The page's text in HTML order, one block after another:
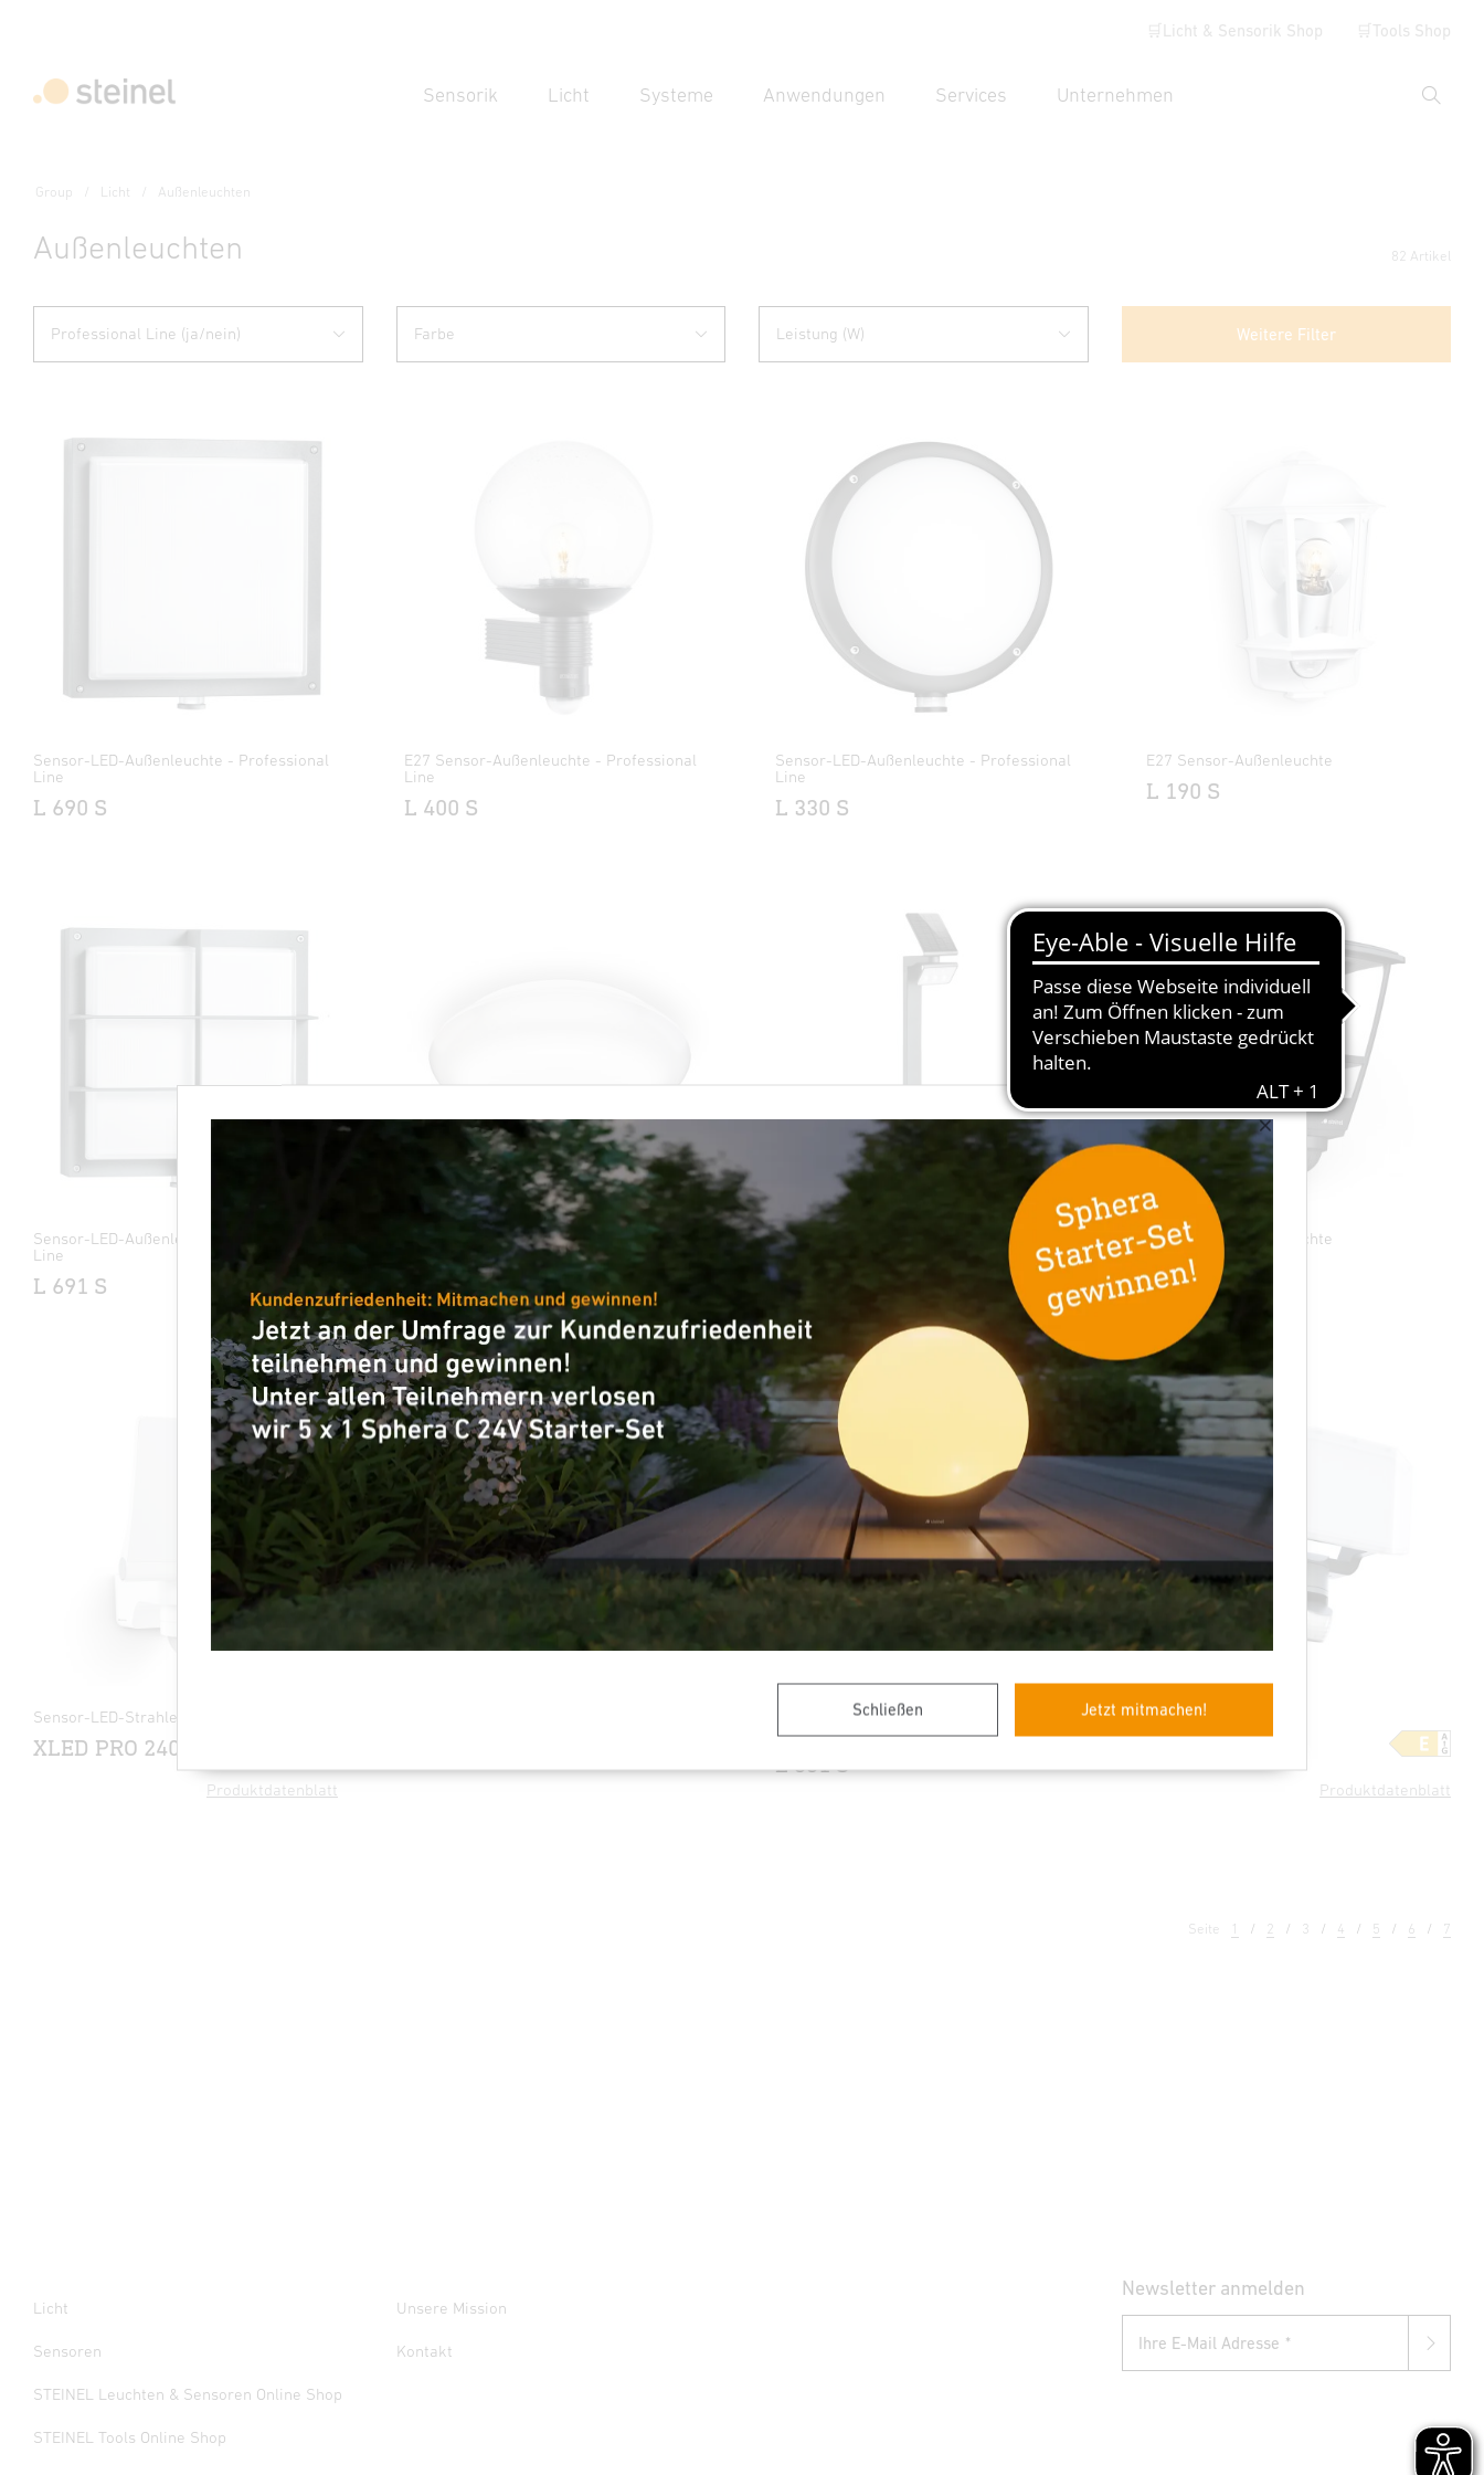
🛒Licht & Sensorik Shop 🛒Tools Shop
Sensorik Licht Systeme Anwendungen Services Unternehmen
Suche
×
Schließen Jetzt mitmachen!
Group Licht Außenleuchten
Außenleuchten 82 Artikel
Weitere Filter
Professional Line (ja/nein) Farbe Leistung (W)
Sensor-LED-Außenleuchte - Professional
Line
L 690 S
E27 Sensor-Außenleuchte - Professional
Line
L 400 S
Sensor-LED-Außenleuchte - Professional
Line
L 330 S
E27 Sensor-Außenleuchte
L 190 S
Sensor-LED-Außenleuchte - Professional
Line
L 691 S
Sensor-LED-Außenleuchte
DL Vario Quattro PRO S
Solarleuchte - Professional Line
XSolar GL-S
E27 Sensor-Außenleuchte
L 10 S
XLED PRO 240 S warmweiß weiß
Produktdatenblatt
Sensor-LED-Strahler - Professional Line
XLED PRO 240 S
Sensor-LED-Außenleuchte - Professional
Line
L 331 S
XLED Protect S mit Bewegungsmelder - anthrazit
Produktdatenblatt
Sensor-LED-Strahler
Seite 1 2 3 4 5 6 7
Licht
Sensoren
STEINEL Leuchten & Sensoren Online Shop
STEINEL Tools Online Shop
Unsere Mission
Kontakt
Newsletter anmelden
Ihre E-Mail Adresse